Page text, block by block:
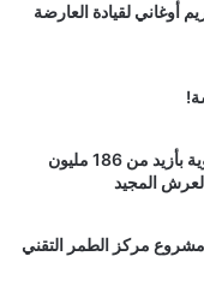
أوغاني لقيادة العارضة
عامل إقليم صفرو يطلق ويدشن مشاريع تنموية بأزيد من 186 مليون
المجيد
مشروع مركز الطمر التقني